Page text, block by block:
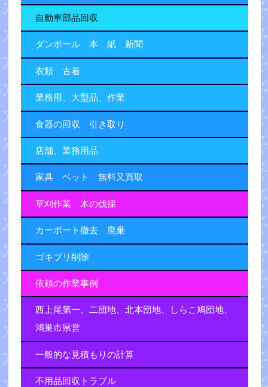
自動車部品回収
ダンボール 本 紙 新聞
衣類 古着
業務用、大型品、作業
食器の回収 引き取り
店舗、業務用品
家具 ベット 無料又買取
草刈作業 木の伐採
カーポート撤去 廃棄
ゴキブリ削除
依頼の作業事例
西上尾第一、二団地、北本団地、しらこ鳩団地、
鴻巣市県営
一般的な見積もりの計算
不用品回収トラブル